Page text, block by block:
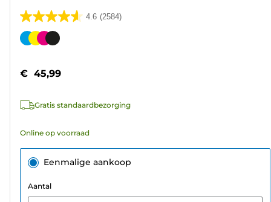
4.6 (2584)
4.6
van
sterren.
beoordelingen
Kleurencartridge
€ 45,99
Gratis standaardbezorging
Online op voorraad
Eenmalige aankoop
Aantal